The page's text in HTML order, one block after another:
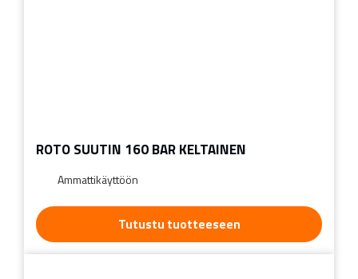
ROTO SUUTIN 160 BAR KELTAINEN
Ammattikäyttöön
Tutustu tuotteeseen